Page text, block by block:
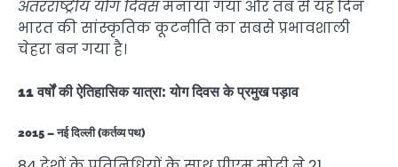
अंतरराष्ट्रीय योग दिवसमनाया गया और तब से यह दिन
भारत की सांस्कृतिक कूटनीति का सबसे प्रभावशाली
चेहरा बन गया है।
11 वर्षों की ऐतिहासिक यात्रा: योग दिवस के प्रमुख पड़ाव
2015 – नई दिल्ली (कर्तव्य पथ)